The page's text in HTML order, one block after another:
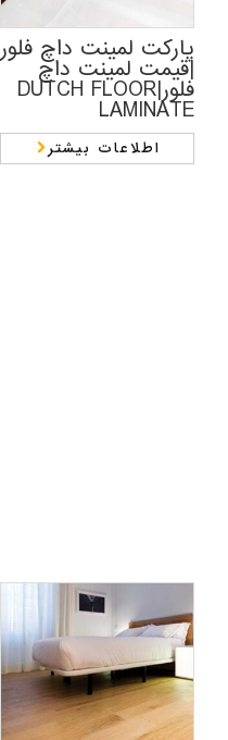
پارکت لمینت داچ فلور
|قیمت لمینت داچ
فلور|DUTCH FLOOR
LAMINATE
اطلاعات بیشتر